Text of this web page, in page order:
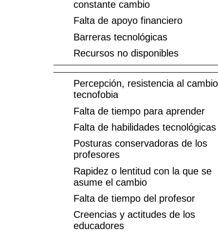
constante cambio
Falta de apoyo financiero
Barreras tecnológicas
Recursos no disponibles
Percepción, resistencia al
tecnofobia
Falta de tiempo para aprender
Falta de habilidades tecnológicas
Posturas conservadoras de los
profesores
Rapidez o lentitud con la que se
asume el cambio
Falta de tiempo del profesor
Creencias y actitudes de los
educadores